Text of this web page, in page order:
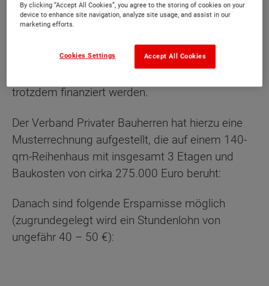
den Gesamtbaukosten ab – und dem Anteil an
ersparten Lohnkosten, die darin enthalten sind.
Häufig wird bei der Berechnung zunächst außer
Acht gelassen, dass die Ersparnis ausschließlich
trotzdem finanziert werden.
Der Verband Privater Bauherren hat hierzu eine
Musterrechnung aufgestellt, die auf einem 140-
qm-Reihenhaus mit insgesamt 3 Etagen und
Baukosten von cirka 275.000 Euro beruht:
Danach sind folgende Ersparnisse möglich
(zugrundegelegt wird ein Stundenlohn von
ungefähr 40 – 50 €):
By clicking “Accept All Cookies”, you agree to the storing of cookies on your
device to enhance site navigation, analyze site usage, and assist in our
marketing efforts.
Accept All Cookies
Cookies Settings